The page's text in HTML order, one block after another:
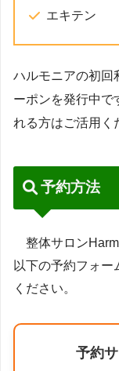
エキテン
ハルモニアの初回
ーポンを発行中で
れる方はご活用く
予約方法
整体サロン
以下の予約フォ
ください。
予約